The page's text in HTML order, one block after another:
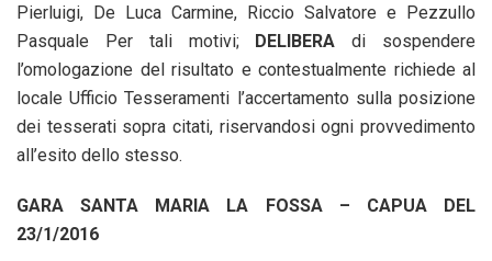
Pierluigi, De Luca Carmine, Riccio Salvatore e Pezzullo
Pasquale Per tali motivi; DELIBERAdi sospendere
l’omologazione del risultato e contestualmente richiede al
locale Ufficio Tesseramenti l’accertamento sulla posizione
dei tesserati sopra citati, riservandosi ogni provvedimento
all’esito dello stesso.
GARA SANTA MARIA LA FOSSA – CAPUA DEL
23/1/2016